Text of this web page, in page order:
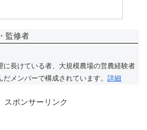
監修者
に長けている者、大規模農場の営農経験者
メンバーで構成されています。 詳細
スポンサーリンク